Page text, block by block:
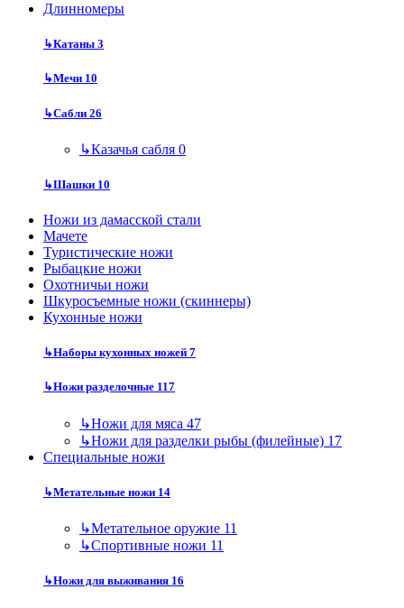
Длинномеры
↳Катаны 3
↳Мечи 10
↳Сабли 26
↳Казачья сабля 0
↳Шашки 10
Ножи из дамасской стали
Мачете
Туристические ножи
Рыбацкие ножи
Охотничьи ножи
Шкуросъемные ножи (скиннеры)
Кухонные ножи
↳Наборы кухонных ножей 7
↳Ножи разделочные 117
↳Ножи для мяса 47
↳Ножи для разделки рыбы (филейные) 17
Специальные ножи
↳Метательные ножи 14
↳Метательное оружие 11
↳Спортивные ножи 11
↳Ножи для выживания 16